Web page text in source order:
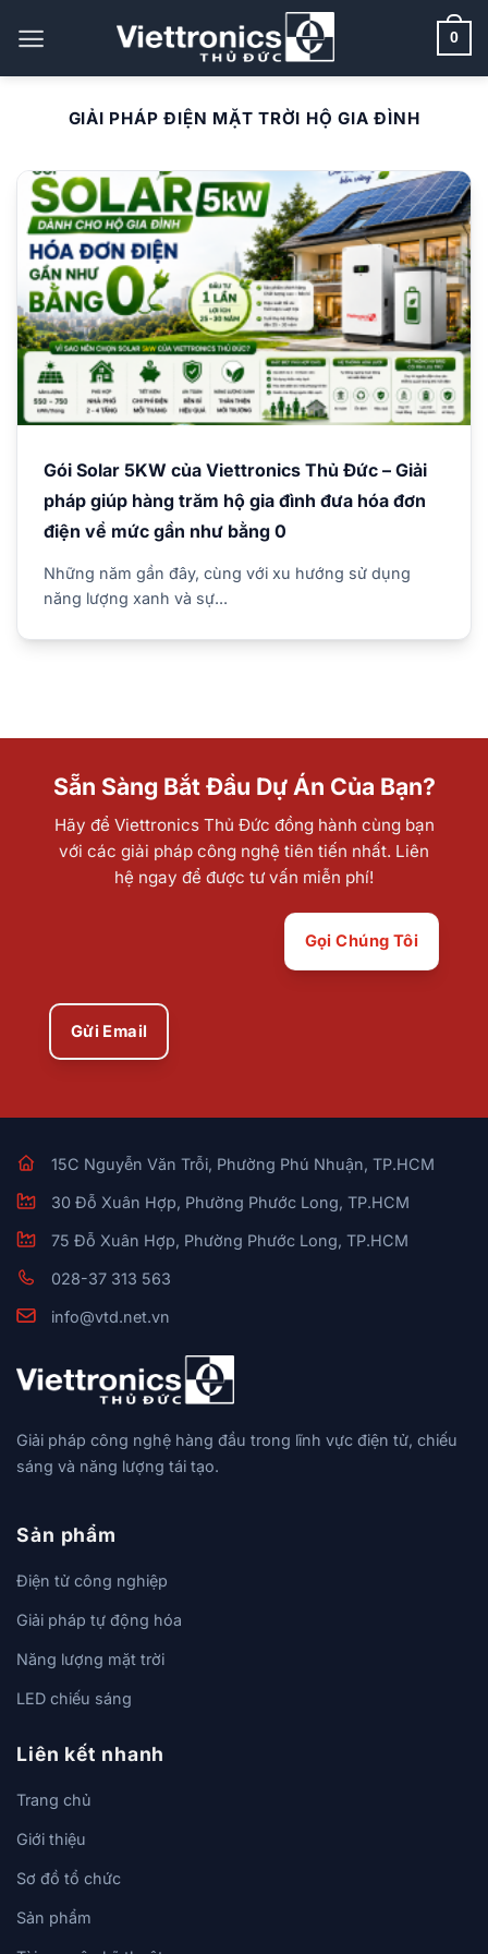
qua
0
GIẢI PHÁP ĐIỆN MẶT TRỜI HỘ GIA ĐÌNH
Gói Solar 5KW của Viettronics Thủ Đức – Giải
pháp giúp hàng trăm hộ gia đình đưa hóa đơn
điện về mức gần như bằng 0
Những năm gần đây, cùng với xu hướng sử dụng
năng lượng xanh và sự...
Sẵn Sàng Bắt Đầu Dự Án Của Bạn?
Hãy để Viettronics Thủ Đức đồng hành cùng bạn
với các giải pháp công nghệ tiên tiến nhất. Liên
hệ ngay để được tư vấn miễn phí!
Gọi Chúng Tôi
Gửi Email
15C Nguyễn Văn Trỗi, Phường Phú Nhuận, TP.HCM
30 Đỗ Xuân Hợp, Phường Phước Long, TP.HCM
75 Đỗ Xuân Hợp, Phường Phước Long, TP.HCM
028-37 313 563
info@vtd.net.vn
Giải pháp công nghệ hàng đầu trong lĩnh vực điện tử, chiếu
sáng và năng lượng tái tạo.
Sản phẩm
Điện tử công nghiệp
Giải pháp tự động hóa
Năng lượng mặt trời
LED chiếu sáng
Liên kết nhanh
Trang chủ
Giới thiệu
Sơ đồ tổ chức
Sản phẩm